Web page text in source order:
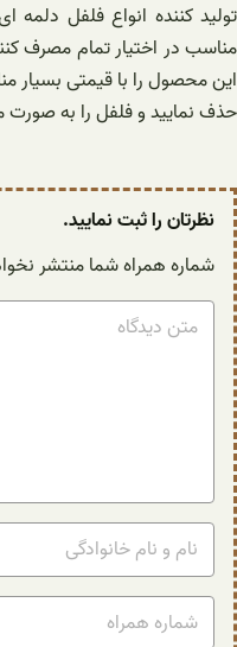
تولید کننده انواع فلفل دلمه
مناسب در اختیار تمام مصرف
این محصول را با قیمتی بسیار
حذف نمایید و فلفل را به صورت
نظرتان را ثبت نمایید.
شماره همراه شما منتشر